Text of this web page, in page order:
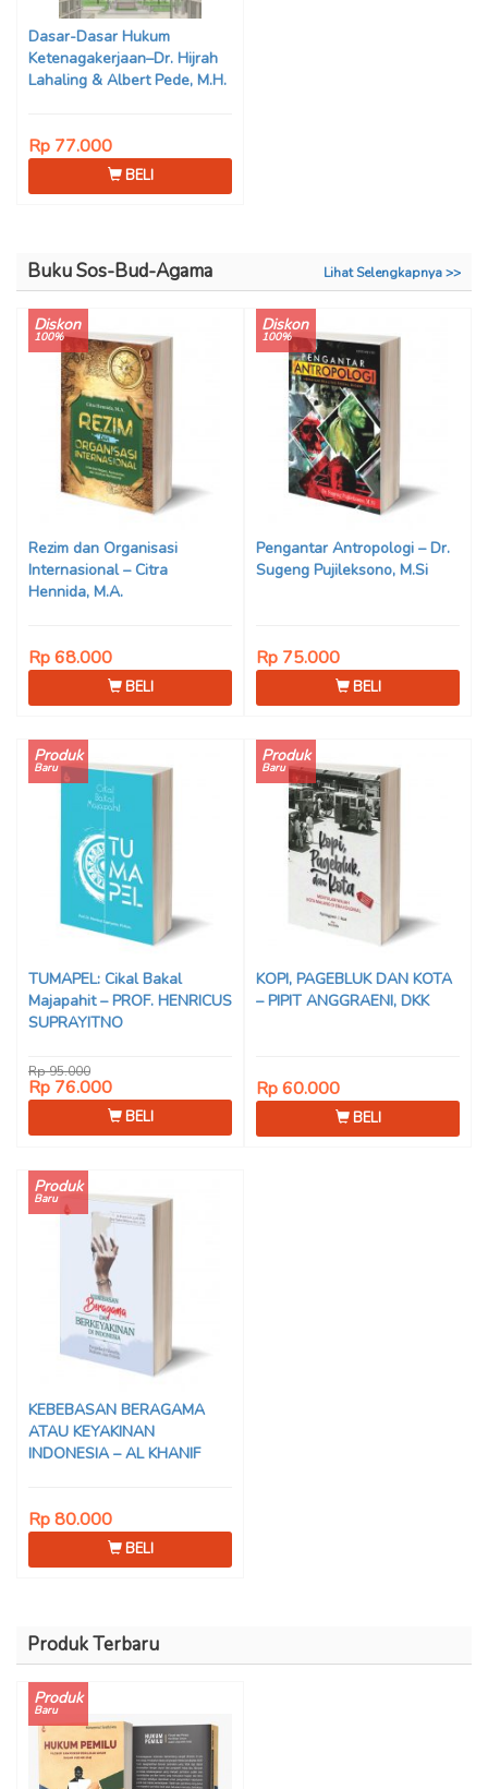
Dasar-Dasar Hukum
Ketenagakerjaan–Dr. Hijrah
Lahaling & Albert Pede, M.H.
Rp 77.000
BELI
Buku Sos-Bud-Agama Lihat Selengkapnya >>
Diskon
100%
Rezim dan Organisasi
Internasional – Citra
Hennida, M.A.
Rp 68.000
BELI
Diskon
100%
Pengantar Antropologi – Dr.
Sugeng Pujileksono, M.Si
Rp 75.000
BELI
Produk
Baru
TUMAPEL: Cikal Bakal
Majapahit – PROF. HENRICUS
SUPRAYITNO
Rp 95.000
Rp 76.000
BELI
Produk
Baru
KOPI, PAGEBLUK DAN KOTA
– PIPIT ANGGRAENI, DKK
Rp 60.000
BELI
Produk
Baru
KEBEBASAN BERAGAMA
ATAU KEYAKINAN
INDONESIA – AL KHANIF
Rp 80.000
BELI
Produk Terbaru
Produk
Baru